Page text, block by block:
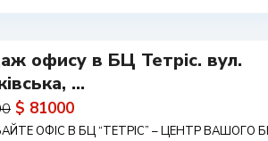
офису в БЦ Тетріс. вул.
...
$ 81000
ОФІС В БЦ “ТЕТРІС” – ЦЕНТР ВАШОГО